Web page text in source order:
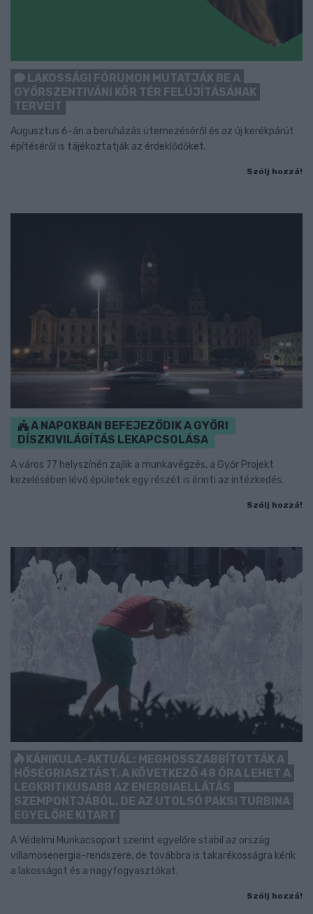
LAKOSSÁGI FÓRUMON MUTATJÁK BE A
GYŐRSZENTIVÁNI KÖR TÉR FELÚJÍTÁSÁNAK
TERVEIT
Augusztus 6-án a beruházás ütemezéséről és az új kerékpárút
építéséről is tájékoztatják az érdeklődőket.
Szólj hozzá!
A NAPOKBAN BEFEJEZŐDIK A GYŐRI
DÍSZKIVILÁGÍTÁS LEKAPCSOLÁSA
A város 77 helyszínén zajlik a munkavégzés, a Győr Projekt
kezelésében lévő épületek egy részét is érinti az intézkedés.
Szólj hozzá!
KÁNIKULA-AKTUÁL: MEGHOSSZABBÍTOTTÁK A
HŐSÉGRIASZTÁST, A KÖVETKEZŐ 48 ÓRA LEHET A
LEGKRITIKUSABB AZ ENERGIAELLÁTÁS
SZEMPONTJÁBÓL, DE AZ UTOLSÓ PAKSI TURBINA
EGYELŐRE KITART
A Védelmi Munkacsoport szerint egyelőre stabil az ország
villamosenergia-rendszere, de továbbra is takarékosságra kérik
a lakosságot és a nagyfogyasztókat.
Szólj hozzá!